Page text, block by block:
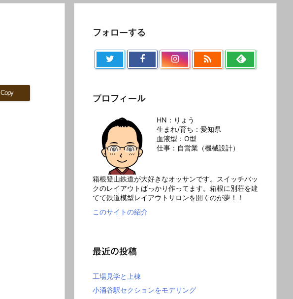
Copy
フォローする

プロフィール
HN：りょう
生まれ/育ち：愛知県
血液型：O型
仕事：自営業（機械設計）
箱根登山鉄道が大好きなオッサンです。スイッチバッ
クのレイアウトばっかり作ってます。箱根に別荘を建
てて鉄道模型レイアウトサロンを開くのが夢！！
このサイトの紹介
最近の投稿
工場見学と上棟
小涌谷駅セクションをモデリング